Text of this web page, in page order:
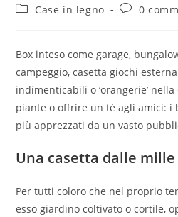
Case in legno
0
Box inteso come garage,
campeggio, casetta giochi
indimenticabili o ‘orangerie’
piante o offrire un tè agli amici: i
più apprezzati da un vasto
Una casetta dalle
Per tutti coloro che nel proprio
esso giardino coltivato o cortile,